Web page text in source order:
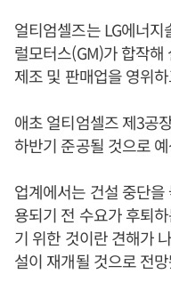
얼티엄셀즈는 LG에너
럴모터스(GM)가 합작
제조 및 판매업을 영위
애초 얼티엄셀즈 제3공
하반기 준공될 것으로
업계에서는 건설 중단
용되기 전 수요가 후퇴
기 위한 것이란 견해가
설이 재개될 것으로 전